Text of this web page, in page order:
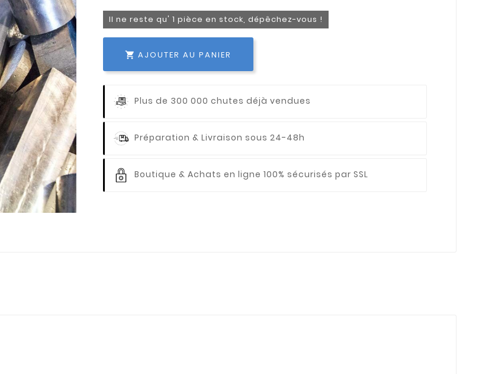
Il ne reste qu' 1 pièce en stock, dépêchez-vous !
 AJOUTER AU PANIER
Plus de 300 000 chutes déjà vendues
Préparation & Livraison sous 24-48h
Boutique & Achats en ligne 100% sécurisés par SSL